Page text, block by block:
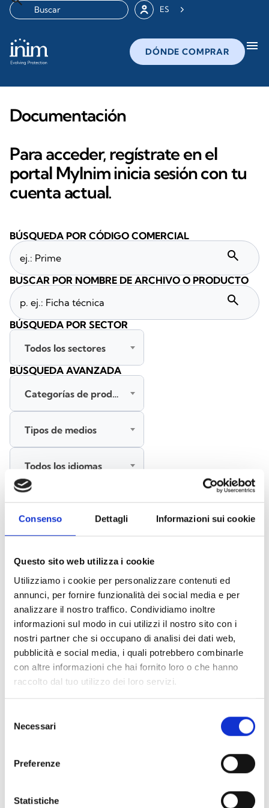
Consenso Dettagli Informazioni sui cookie
Questo sito web utilizza i cookie
Utilizziamo i cookie per personalizzare contenuti ed
annunci, per fornire funzionalità dei social media e per
analizzare il nostro traffico. Condividiamo inoltre
informazioni sul modo in cui utilizzi il nostro sito con i
nostri partner che si occupano di analisi dei dati web,
pubblicità e social media, i quali potrebbero combinarle
con altre informazioni che hai fornito loro o che hanno
raccolto dal tuo utilizzo dei loro servizi.
delNecessari
Preferenze
Statistiche
ES
DÓNDE COMPRAR menu
Documentación
Para acceder, regístrate en el
portal MyInim inicia sesión con tu
cuenta actual.
Accesorios bases EB00 - Materiales(47)
Accesorios para la prueba de detectores - Materiales
Accesorios para detectores Enea - Materiales (35)
Accesorios Senseware
Accesorios de la serie Industrial (17)
Seleccionar todo
Inicia sesión antes de descargar los contenidos con el
iconolock
BÚSQUEDA POR CÓDIGO COMERCIAL
search
BUSCAR POR NOMBRE DE ARCHIVO O PRODUCTO
search
BÚSQUEDA POR SECTOR
Todos los sectores
BÚSQUEDA AVANZADA
Categorías de productos
Tipos de medios
Todos los idiomas
BUSCAR
BORRAR FILTROS